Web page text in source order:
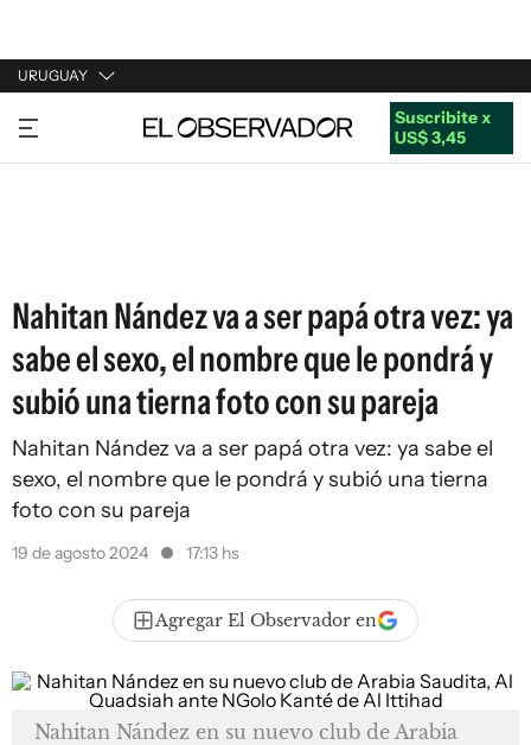
URUGUAY
URUGUAY
ARGENTINA
Suscribite x
US$ 3,45
Nahitan Nández va a ser papá otra vez: ya
sabe el sexo, el nombre que le pondrá y
subió una tierna foto con su pareja
Nahitan Nández va a ser papá otra vez: ya sabe el
sexo, el nombre que le pondrá y subió una tierna
foto con su pareja
19 de agosto 2024 17:13 hs
Agregar El Observador en
Nahitan Nández en su nuevo club de Arabia